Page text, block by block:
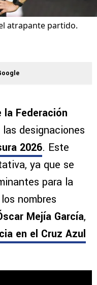
atrapante partido.
Federación
designaciones
2026. Este
ya que se
para la
nombres
Mejía García,
en el Cruz Azul